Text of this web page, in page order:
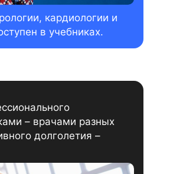
кардиологии и
в учебниках.
– врачами разных
долголетия –